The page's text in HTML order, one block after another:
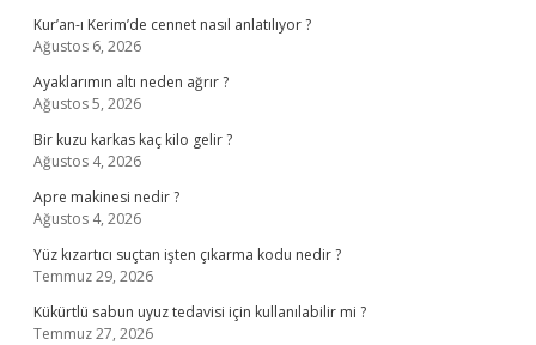
Kur’an-ı Kerim’de cennet nasıl anlatılıyor ?
Ağustos 6, 2026
Ayaklarımın altı neden ağrır ?
Ağustos 5, 2026
Bir kuzu karkas kaç kilo gelir ?
Ağustos 4, 2026
Apre makinesi nedir ?
Ağustos 4, 2026
Yüz kızartıcı suçtan işten çıkarma kodu nedir ?
Temmuz 29, 2026
Kükürtlü sabun uyuz tedavisi için kullanılabilir mi ?
Temmuz 27, 2026